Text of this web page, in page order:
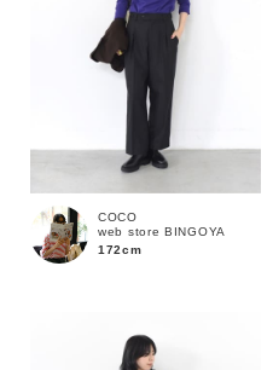
COCO
web store BINGOYA
172cm